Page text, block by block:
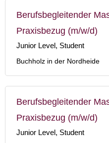
Berufsbegleitender
Praxisbezug (m/w/d)
Junior Level, Student
Buchholz in der Nordheide
Berufsbegleitender
Praxisbezug (m/w/d)
Junior Level, Student